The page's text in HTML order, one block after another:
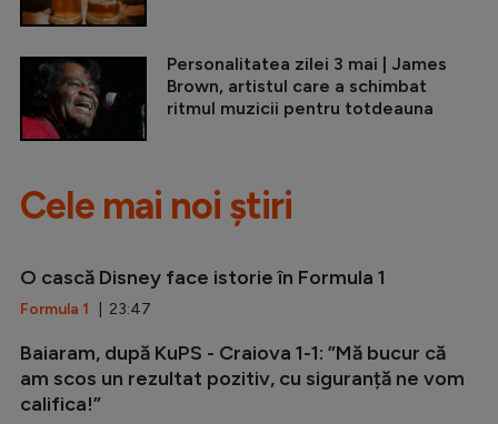
Personalitatea zilei 3 mai | James
Brown, artistul care a schimbat
ritmul muzicii pentru totdeauna
Cele mai noi știri
O cască Disney face istorie în Formula 1
Formula 1 | 23:47
Baiaram, după KuPS - Craiova 1-1: ”Mă bucur că
am scos un rezultat pozitiv, cu siguranță ne vom
califica!”